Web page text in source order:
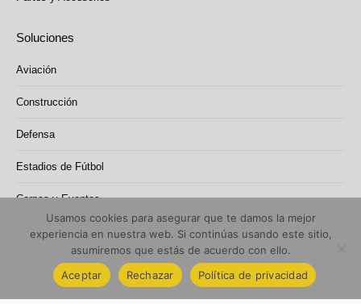
Soluciones
Aviación
Construcción
Defensa
Estadios de Fútbol
Carpas y Eventos
2026 Rola-trac Ibérica (Grupo Sanibrun)
SANIBRUN, S.L.: Inscrita en el registro mercantil de Oviedo Tomo 2119,
Folio 117, Hoja AS-1634, Inscripción 1ª.
Usamos cookies para asegurar que te damos la mejor
experiencia en nuestra web. Si continúas usando este sitio,
asumiremos que estás de acuerdo con ello.
Aceptar
Rechazar Política de privacidad